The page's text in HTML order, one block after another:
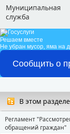
Муниципальная
служба
Решаем вместе
Не убран мусор, яма на
Сообщить о
В этом
Регламент
обращений граждан"